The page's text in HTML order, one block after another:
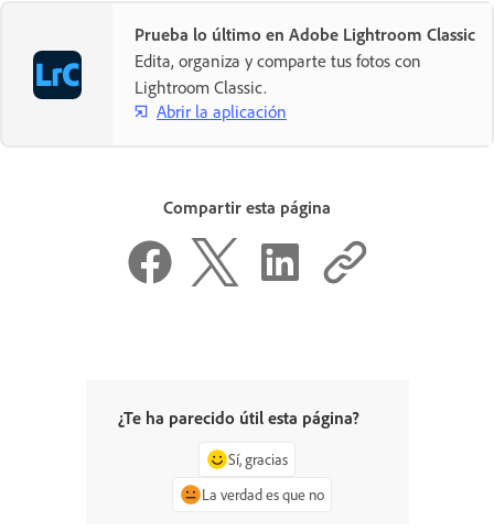
Prueba lo último en Adobe Lightroom Classic
Edita, organiza y comparte tus fotos con
Lightroom Classic.
Abrir la aplicación
Compartir esta página
¿Te ha parecido útil esta página?
Sí, gracias
La verdad es que no